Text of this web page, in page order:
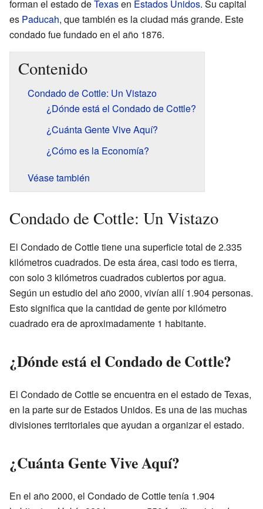
forman el estado deTexasen Estados Unidos. Su capital
es Paducah, que también es la ciudad más grande. Este
condado fue fundado en el año 1876.
Contenido
Condado de Cottle: Un Vistazo
¿Dónde está el Condado de Cottle?
¿Cuánta Gente Vive Aquí?
¿Cómo es la Economía?
Véase también
Condado de Cottle: Un Vistazo
El Condado de Cottle tiene una superficie total de 2.335
kilómetros cuadrados. De esta área, casi todo es tierra,
con solo 3 kilómetros cuadrados cubiertos por agua.
Según un estudio del año 2000, vivían allí 1.904 personas.
Esto significa que la cantidad de gente por kilómetro
cuadrado era de aproximadamente 1 habitante.
¿Dónde está el Condado de Cottle?
El Condado de Cottle se encuentra en el estado de Texas,
en la parte sur de Estados Unidos. Es una de las muchas
divisiones territoriales que ayudan a organizar el estado.
¿Cuánta Gente Vive Aquí?
En el año 2000, el Condado de Cottle tenía 1.904